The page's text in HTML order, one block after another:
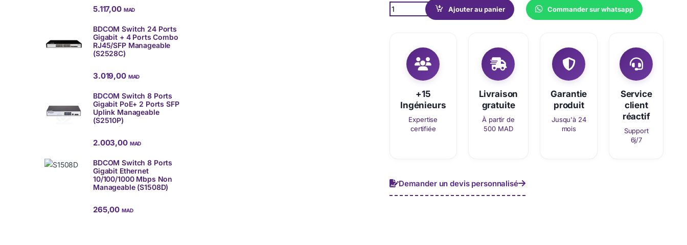
Quantity Ajouter au panier Commander sur whatsapp
+15
Ingénieurs
Expertise
certifiée
Livraison
gratuite
À partir de
500 MAD
Garantie
produit
Jusqu'à 24
mois
Service
client
réactif
Support
6j/7
Demander un devis personnalisé
5.117,00 MAD
BDCOM Switch 24 Ports
Gigabit + 4 Ports Combo
RJ45/SFP Manageable
(S2528C)
3.019,00 MAD
BDCOM Switch 8 Ports
Gigabit PoE+ 2 Ports SFP
Uplink Manageable
(S2510P)
2.003,00 MAD
BDCOM Switch 8 Ports
Gigabit Ethernet
10/100/1000 Mbps Non
Manageable (S1508D)
265,00MAD